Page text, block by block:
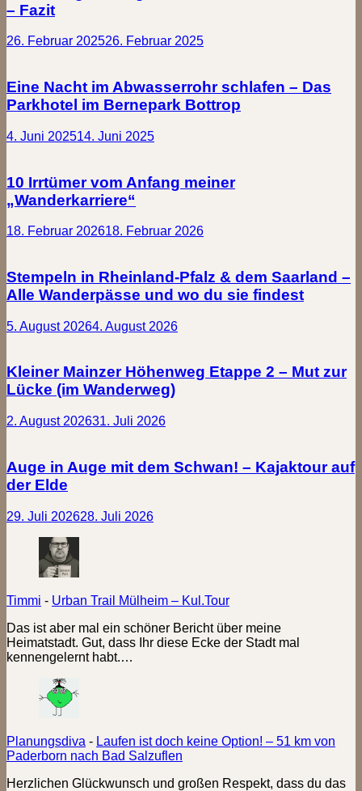
– Fazit
26. Februar 202526. Februar 2025
Eine Nacht im Abwasserrohr schlafen – Das
Parkhotel im Bernepark Bottrop
4. Juni 202514. Juni 2025
10 Irrtümer vom Anfang meiner
„Wanderkarriere“
18. Februar 202618. Februar 2026
Stempeln in Rheinland-Pfalz & dem Saarland –
Alle Wanderpässe und wo du sie findest
5. August 20264. August 2026
Kleiner Mainzer Höhenweg Etappe 2 – Mut zur
Lücke (im Wanderweg)
2. August 202631. Juli 2026
Auge in Auge mit dem Schwan! – Kajaktour auf
der Elde
29. Juli 202628. Juli 2026
Timmi - Urban Trail Mülheim – Kul.Tour
Das ist aber mal ein schöner Bericht über meine
Heimatstadt. Gut, dass Ihr diese Ecke der Stadt mal
kennengelernt habt.…
Planungsdiva - Laufen ist doch keine Option! – 51 km von
Paderborn nach Bad Salzuflen
Herzlichen Glückwunsch und großen Respekt, dass du das